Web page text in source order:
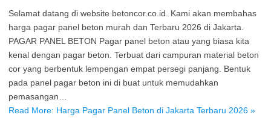
Selamat datang di website betoncor.co.id. Kami akan membahas
harga pagar panel beton murah dan Terbaru 2026 di Jakarta.
PAGAR PANEL BETON Pagar panel beton atau yang biasa kita
kenal dengan pagar beton. Terbuat dari campuran material beton
cor yang berbentuk lempengan empat persegi panjang. Bentuk
pada panel pagar beton ini di buat untuk memudahkan
pemasangan…
Read More: Harga Pagar Panel Beton di Jakarta Terbaru 2026 »